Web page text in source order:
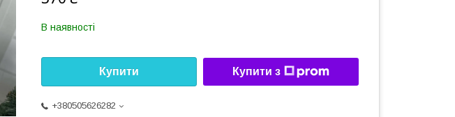
В наявності
Купити Купити з
+380505626282